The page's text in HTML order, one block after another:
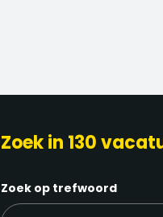
Zoek in 130
Zoek op trefwoord